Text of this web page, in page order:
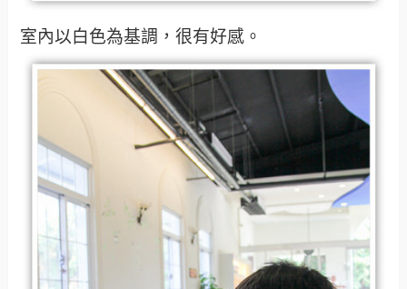
室內以白色為基調，很有好感。